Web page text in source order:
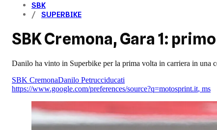
SBK
SUPERBIKE
SBK Cremona, Gara 1:
Danilo ha vinto in Superbike per la prima volta in carriera in una
SBK CremonaDanilo Petrucciducati
https://www.google.com/preferences/source?q=motosprint.it, ms